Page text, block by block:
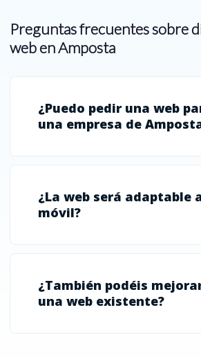
Preguntas frecuentes sobre
web en Amposta
¿Puedo pedir una web
una empresa de
¿La web será adaptable
móvil?
¿También podéis
una web existente?